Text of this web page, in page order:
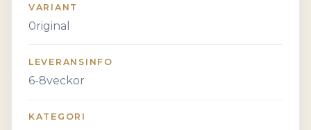
VARIANT
0riginal
LEVERANSINFO
6-8veckor
KATEGORI